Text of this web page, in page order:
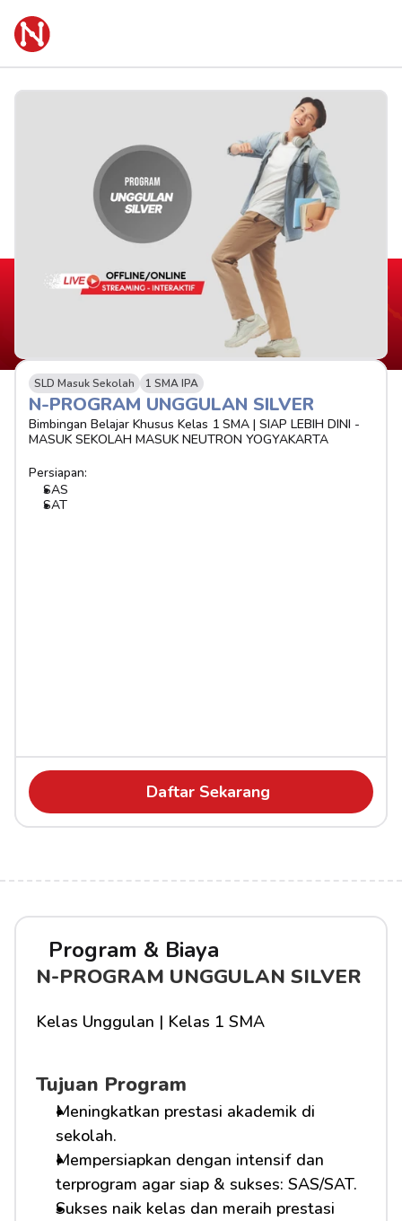
SLD Masuk Sekolah 1 SMA IPA
N-PROGRAM UNGGULAN SILVER
Bimbingan Belajar Khusus Kelas 1 SMA | SIAP LEBIH DINI -
MASUK SEKOLAH MASUK NEUTRON YOGYAKARTA
Persiapan:
SAS
SAT
Daftar Sekarang
Program & Biaya
N-PROGRAM UNGGULAN SILVER
Kelas Unggulan | Kelas 1 SMA
Tujuan Program
Meningkatkan prestasi akademik di
sekolah.
Mempersiapkan dengan intensif dan
terprogram agar siap & sukses: SAS/SAT.
Sukses naik kelas dan meraih prestasi